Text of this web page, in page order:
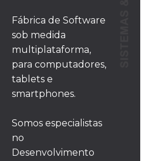
Fábrica de Software
sob medida
multiplataforma,
para computadores,
tablets e
smartphones.
Somos especialistas
no
Desenvolvimento